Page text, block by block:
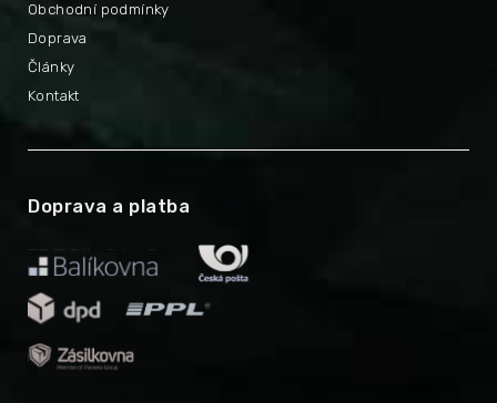
Obchodní podmínky
Doprava
Články
Kontakt
Doprava a platba